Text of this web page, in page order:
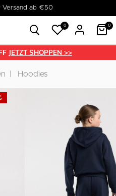
Lieferzeit
0 0
JETZT SHOPPEN >>
Hoodies